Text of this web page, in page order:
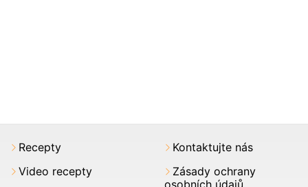
Recepty
Video recepty
Kontaktujte nás
Zásady ochrany
osobních údajů